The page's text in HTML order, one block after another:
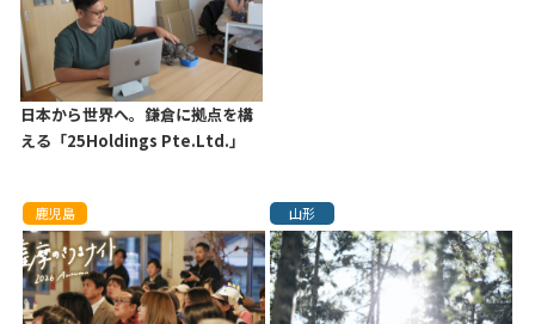
日本から世界へ。鎌倉に拠点を構
える「25Holdings Pte.Ltd.」
鹿児島 山形